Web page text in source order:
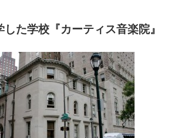
た学校『カーティス音楽院』